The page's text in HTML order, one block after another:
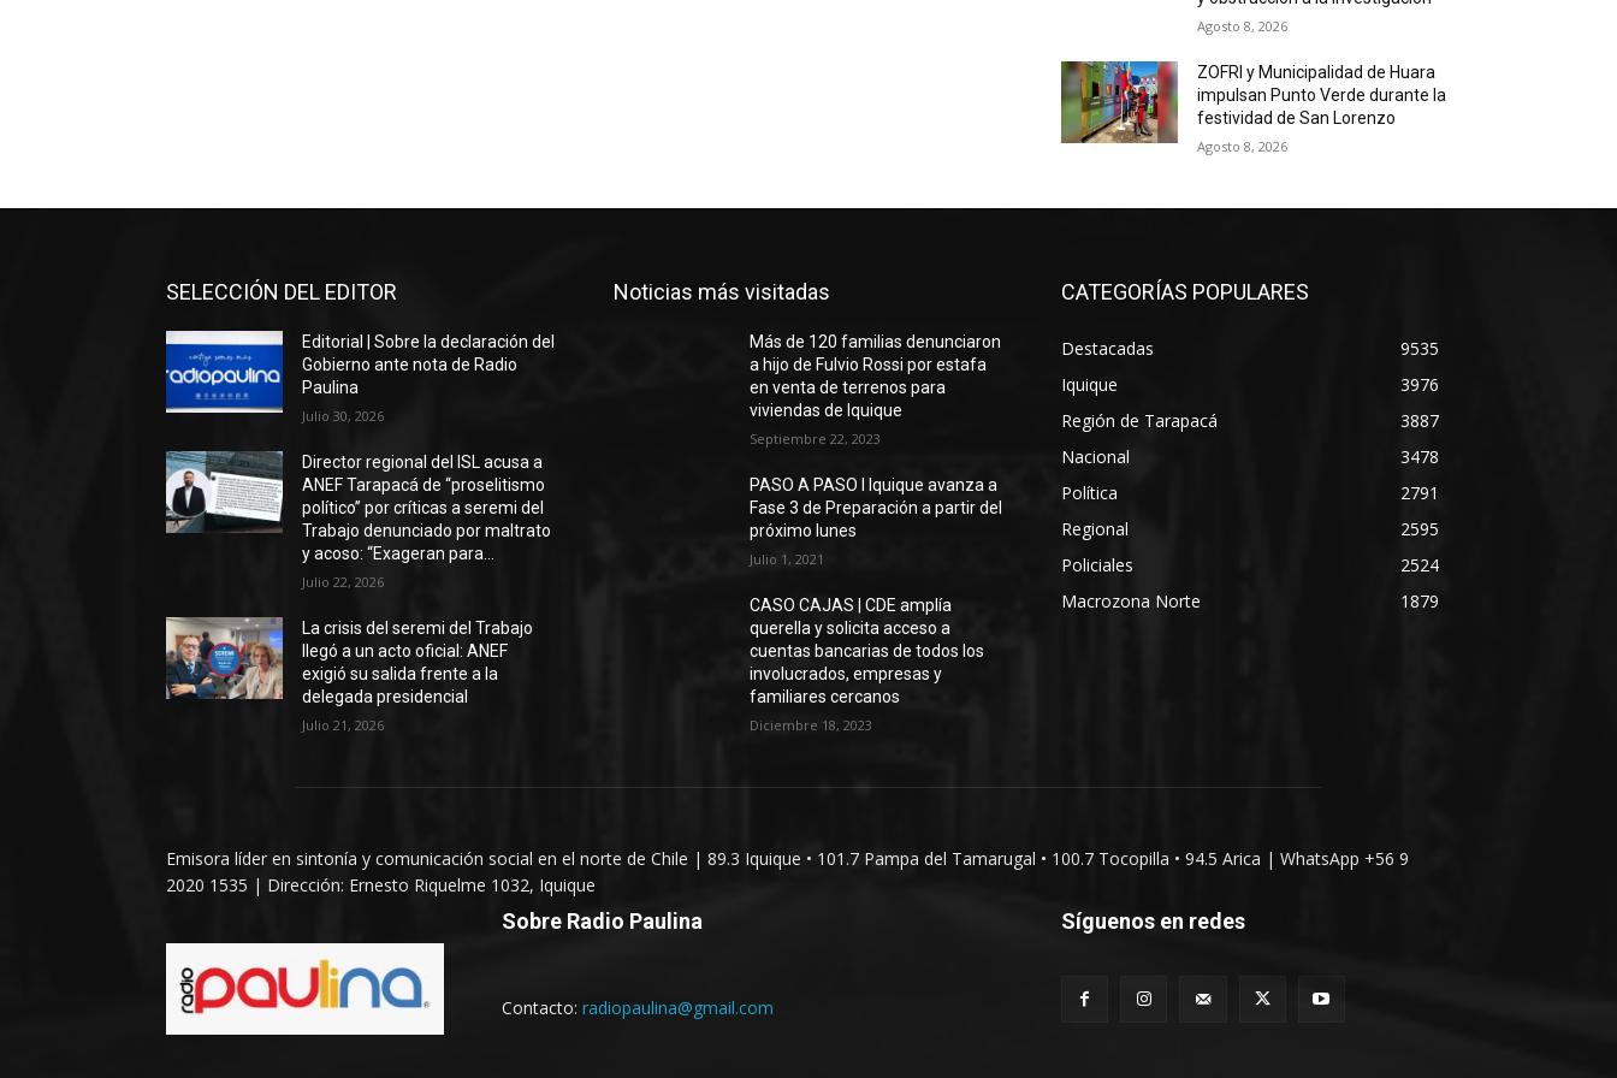
Agosto 8, 2026
ZOFRI y Municipalidad de Huara
impulsan Punto Verde durante la
festividad de San Lorenzo
Agosto 8, 2026
SELECCIÓN DEL EDITOR
Editorial | Sobre la declaración del
Gobierno ante nota de Radio
Paulina
Julio 30, 2026
Director regional del ISL acusa a
ANEF Tarapacá de “proselitismo
político” por críticas a seremi del
Trabajo denunciado por maltrato
y acoso: “Exageran para...
Julio 22, 2026
La crisis del seremi del Trabajo
llegó a un acto oficial: ANEF
exigió su salida frente a la
delegada presidencial
Julio 21, 2026
Noticias más visitadas
Más de 120 familias denunciaron
a hijo de Fulvio Rossi por estafa
en venta de terrenos para
viviendas de Iquique
Septiembre 22, 2023
PASO A PASO I Iquique avanza a
Fase 3 de Preparación a partir del
próximo lunes
Julio 1, 2021
CASO CAJAS | CDE amplía
querella y solicita acceso a
cuentas bancarias de todos los
involucrados, empresas y
familiares cercanos
Diciembre 18, 2023
CATEGORÍAS POPULARES
Destacadas
9535
Iquique
3976
Región de Tarapacá
3887
Nacional
3478
Política
2791
Regional
2595
Policiales
2524
Macrozona Norte
1879
Emisora líder en sintonía y comunicación social en el norte de Chile | 89.3 Iquique • 101.7 Pampa del Tamarugal • 100.7 Tocopilla • 94.5 Arica | WhatsApp +56 9
2020 1535 | Dirección: Ernesto Riquelme 1032, Iquique
Sobre Radio Paulina
Contacto: radiopaulina@gmail.com
Síguenos en redes